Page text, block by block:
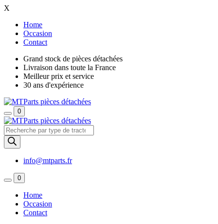
X
Home
Occasion
Contact
Grand stock de pièces détachées
Livraison dans toute la France
Meilleur prix et service
30 ans d'expérience
0
Recherche
de
produits
info@mtparts.fr
0
Home
Occasion
Contact